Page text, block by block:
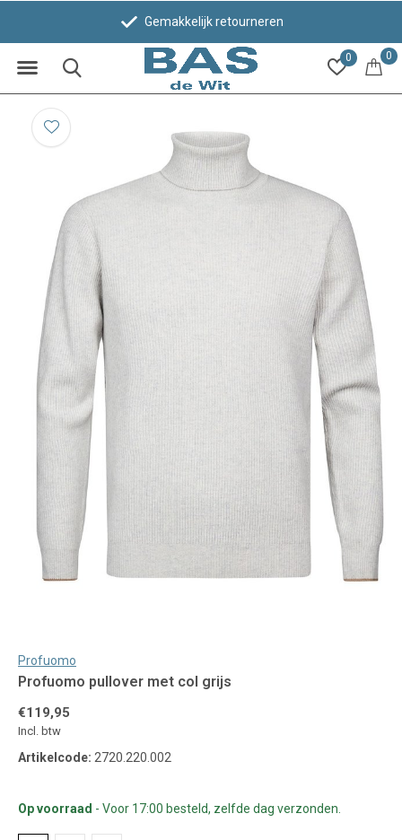
0 0
Gemakkelijk retourneren
Profuomo
Profuomo pullover met col grijs
€119,95
Incl. btw
Artikelcode: 2720.220.002
Op voorraad - Voor 17:00 besteld, zelfde dag verzonden.